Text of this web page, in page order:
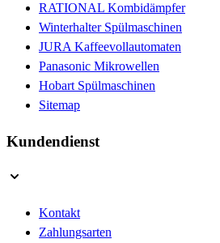
RATIONAL Kombidämpfer
Winterhalter Spülmaschinen
JURA Kaffeevollautomaten
Panasonic Mikrowellen
Hobart Spülmaschinen
Sitemap
Kundendienst
Kontakt
Zahlungsarten